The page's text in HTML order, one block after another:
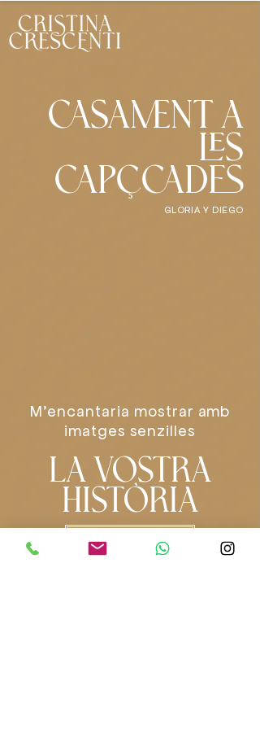
CASAMENT A
LES
CAPÇCADES
GLORIA Y DIEGO
M'encantaria mostrar amb
imatges senzilles
LA VOSTRA
HISTÒRIA
ECRIU-ME